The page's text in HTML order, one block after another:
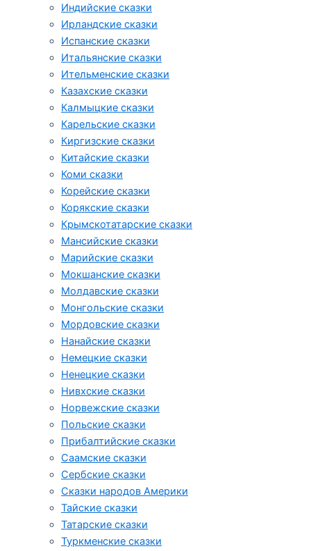
Индийские сказки
Ирландские сказки
Испанские сказки
Итальянские сказки
Ительменские сказки
Казахские сказки
Калмыцкие сказки
Карельские сказки
Киргизские сказки
Китайские сказки
Коми сказки
Корейские сказки
Корякские сказки
Крымскотатарские сказки
Мансийские сказки
Марийские сказки
Мокшанские сказки
Молдавские сказки
Монгольские сказки
Мордовские сказки
Нанайские сказки
Немецкие сказки
Ненецкие сказки
Нивхские сказки
Норвежские сказки
Польские сказки
Прибалтийские сказки
Cаамские сказки
Сербские сказки
Сказки народов Америки
Тайские сказки
Татарские сказки
Туркменские сказки